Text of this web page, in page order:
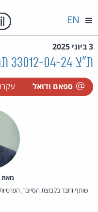
EN
3 ביוני 2025
ת"צ 33012-04-24 תמיר נ' עצמאי שכיר בע"מ
ספאם ודואל עקבו
מאת‏
שותף וחבר בקבוצת הסייבר,